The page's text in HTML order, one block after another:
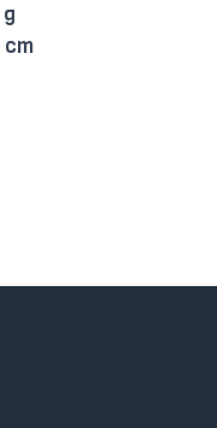
cm